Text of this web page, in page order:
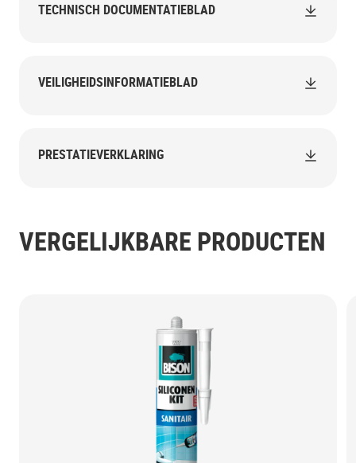
TECHNISCH DOCUMENTATIEBLAD
VEILIGHEIDSINFORMATIEBLAD
PRESTATIEVERKLARING
VERGELIJKBARE PRODUCTEN